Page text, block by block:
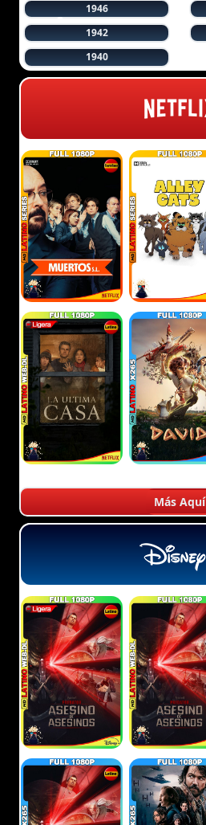
1946
1942
1940
Más Aquí